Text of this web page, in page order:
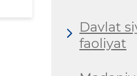
Davlat
faoliyat